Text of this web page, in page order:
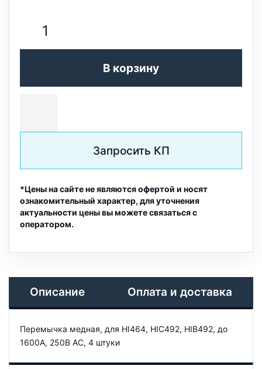
В корзину
Запросить КП
*Цены на сайте не являются офертой и носят
ознакомительный характер, для уточнения
актуальности цены вы можете связаться с
оператором.
Описание Оплата и доставка
Перемычка медная, для HI464, HIC492, HIB492, до
1600А, 250В АС, 4 штуки